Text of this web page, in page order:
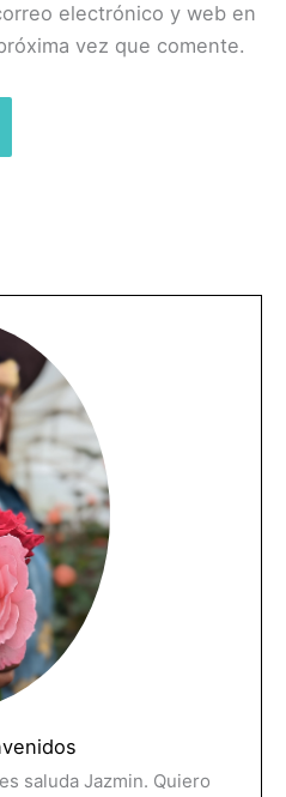
electrónico y web en
vez que comente.
saluda Jazmin. Quiero